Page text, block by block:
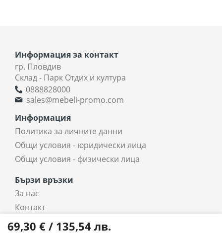
69,30 € / 135,54 лв.
Информация за контакт
гр. Пловдив
Склад - Парк Отдих и култура
0888828000
sales@mebeli-promo.com
Информация
Политика за личните данни
Общи условия - юридически лица
Общи условия - физически лица
Бързи връзки
За нас
Контакт
coradi.bg - интернет магазин